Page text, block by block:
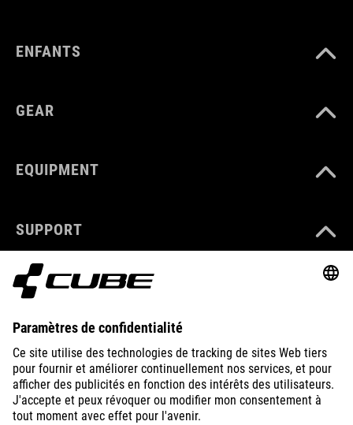
ENFANTS
GEAR
EQUIPMENT
SUPPORT
ABOUT US
EXPLORE